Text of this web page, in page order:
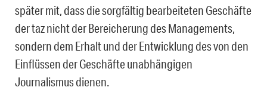
später mit, dass die sorgfältig bearbeiteten Geschäfte
der taz nicht der Bereicherung des Managements,
sondern dem Erhalt und der Entwicklung des von den
Einflüssen der Geschäfte unabhängigen
Journalismus dienen.